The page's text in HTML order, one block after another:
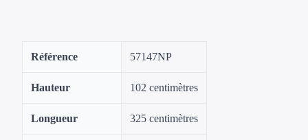
Référence ‎57147NP
Hauteur ‎102 centimètres
Longueur ‎325 centimètres